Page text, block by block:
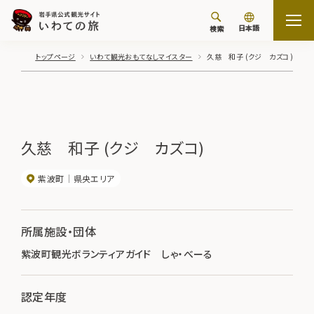
検索 日本語
トップページ いわて観光おもてなしマイスター 久慈 和子 (クジ カズコ)
久慈 和子 (クジ カズコ)
紫波町 県央エリア
所属施設・団体
紫波町観光ボランティアガイド しゃ・べーる
認定年度